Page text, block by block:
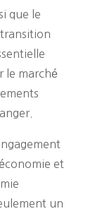
que le
le marché
et
un